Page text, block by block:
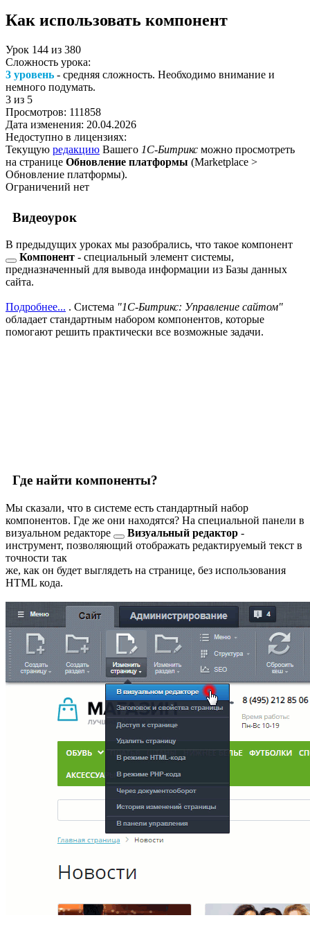
Как использовать компонент
Урок 144 из 380
Сложность урока:
3 уровень - средняя сложность. Необходимо внимание и
немного подумать.
3 из 5
Просмотров: 111858
Дата изменения: 20.04.2026
Недоступно в лицензиях:
Текущую редакцию Вашего 1С-Битрикс можно просмотреть
на странице Обновление платформы (Marketplace >
Обновление платформы).
Ограничений нет
Видеоурок
В предыдущих уроках мы разобрались, что такое компонент
Компонент - специальный элемент системы,
предназначенный для вывода информации из Базы данных
сайта.
Подробнее... . Система "1С-Битрикс: Управление сайтом"
обладает стандартным набором компонентов, которые
помогают решить практически все возможные задачи.
Где найти компоненты?
Мы сказали, что в системе есть стандартный набор
компонентов. Где же они находятся? На специальной панели в
визуальном редакторе
Визуальный редактор -
инструмент, позволяющий отображать редактируемый текст в
точности так
же, как он будет выглядеть на странице, без использования
HTML кода.